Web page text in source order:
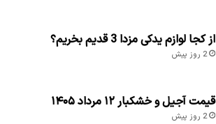
از کجا لوازم یدکی مزدا 3 قدیم بخریم؟
2 روز پیش
قیمت آجیل و خشکبار ۱۲ مرداد ۱۴۰۵
2 روز پیش